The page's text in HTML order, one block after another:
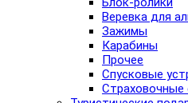
Веревка для
Зажимы
Карабины
Прочее
Спусковые
Страховочные